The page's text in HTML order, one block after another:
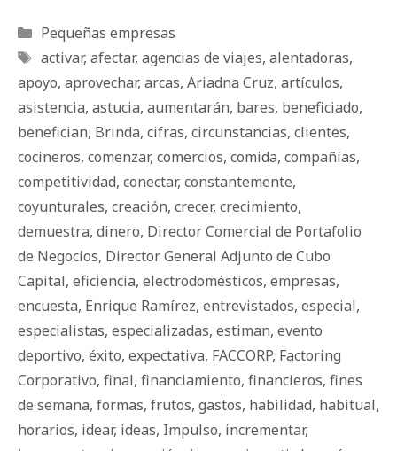
Categorías
Pequeñas empresas
Etiquetas
activar, afectar, agencias de viajes, alentadoras,
apoyo, aprovechar, arcas, Ariadna Cruz, artículos,
asistencia, astucia, aumentarán, bares, beneficiado,
benefician, Brinda, cifras, circunstancias, clientes,
cocineros, comenzar, comercios, comida, compañías,
competitividad, conectar, constantemente,
coyunturales, creación, crecer, crecimiento,
demuestra, dinero, Director Comercial de Portafolio
de Negocios, Director General Adjunto de Cubo
Capital, eficiencia, electrodomésticos, empresas,
encuesta, Enrique Ramírez, entrevistados, especial,
especialistas, especializadas, estiman, evento
deportivo, éxito, expectativa, FACCORP, Factoring
Corporativo, final, financiamiento, financieros, fines
de semana, formas, frutos, gastos, habilidad, habitual,
horarios, idear, ideas, Impulso, incrementar,